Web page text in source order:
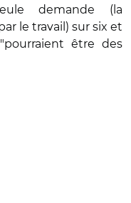
demande (la
le travail) sur six et
être des